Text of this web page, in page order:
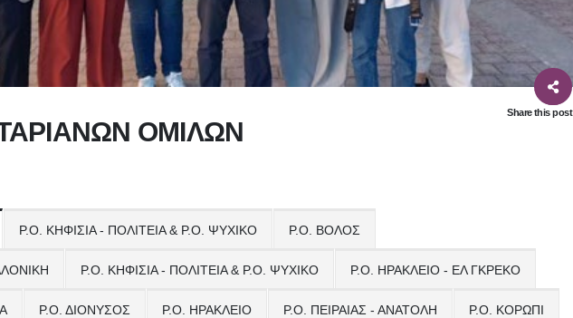
Share this post
ΟΜΙΛΩΝ
Ρ.Ο. ΚΗΦΙΣΙΑ - ΠΟΛΙΤΕΙΑ & Ρ.Ο. ΨΥΧΙΚΟ Ρ.Ο. ΒΟΛΟΣ
Ρ.Ο. ΚΗΦΙΣΙΑ - ΠΟΛΙΤΕΙΑ & Ρ.Ο. ΨΥΧΙΚΟ Ρ.Ο. ΗΡΑΚΛΕΙΟ - ΕΛ ΓΚΡΕΚΟ
Ρ.Ο. ΔΙΟΝΥΣΟΣ Ρ.Ο. ΗΡΑΚΛΕΙΟ Ρ.Ο. ΠΕΙΡΑΙΑΣ - ΑΝΑΤΟΛΗ Ρ.Ο. ΚΟΡΩΠΙ